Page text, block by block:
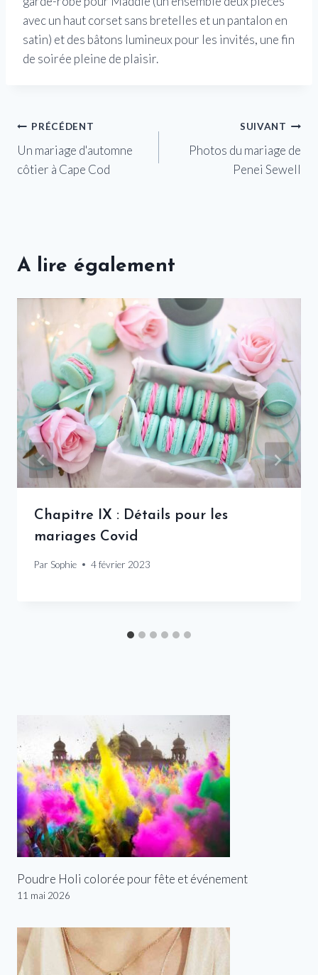
avec un haut corset sans bretelles et un pantalon en
satin) et des bâtons lumineux pour les invités, une fin
de soirée pleine de plaisir.
Navigation
de
PRÉCÉDENT
Un mariage d'automne
côtier à Cape Cod
SUIVANT
Photos du mariage de
Penei Sewell
A lire également
Chapitre IX : Détails pour les
mariages Covid
Par Sophie 4 février 2023
Poudre Holi colorée pour fête et événement
11 mai 2026